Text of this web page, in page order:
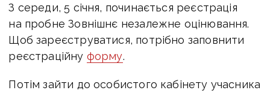
З середи, 5 січня, починається реєстрація
на пробне Зовнішнє незалежне оцінювання.
Щоб зареєструватися, потрібно заповнити
реєстраційну форму.
Потім зайти до особистого кабінету учасника